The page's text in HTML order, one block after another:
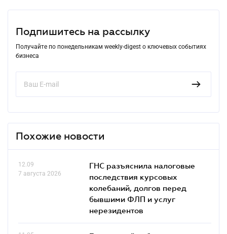
Подпишитесь на рассылку
Получайте по понедельникам weekly-digest о ключевых событиях
бизнеса
Похожие новости
12.09
7 августа 2026
ГНС разъяснила налоговые
последствия курсовых
колебаний, долгов перед
бывшими ФЛП и услуг
нерезидентов